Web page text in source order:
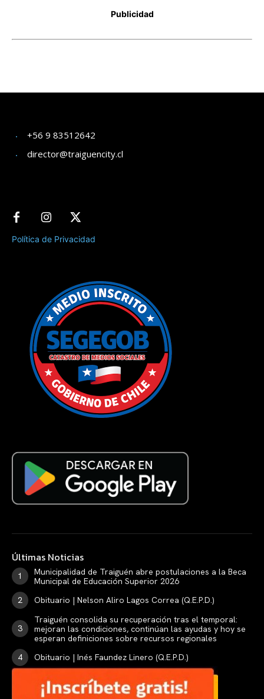
+56 9 83512642
director@traiguencity.cl
Política de Privacidad
Últimas Noticias
Municipalidad de Traiguén abre postulaciones a la Beca
Municipal de Educación Superior 2026
Obituario | Nelson Aliro Lagos Correa (Q.E.P.D.)
Traiguén consolida su recuperación tras el temporal:
mejoran las condiciones, continúan las ayudas y hoy se
esperan definiciones sobre recursos regionales
Obituario | Inés Faundez Linero (Q.E.P.D.)